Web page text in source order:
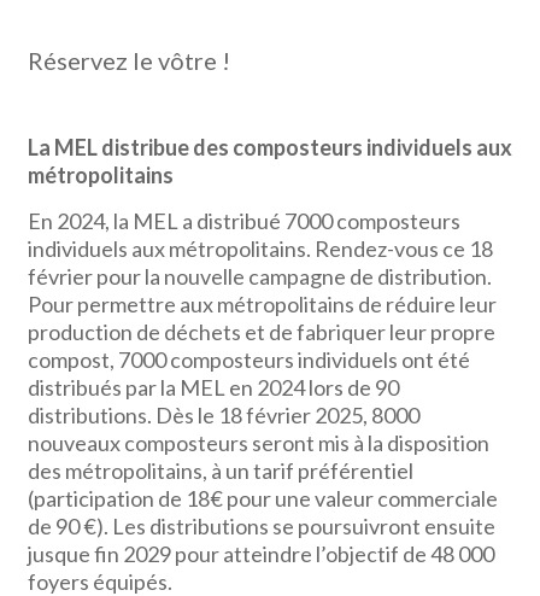
Réservez le vôtre !
La MEL distribue des composteurs individuels aux
métropolitains
En 2024, la MEL a distribué 7000 composteurs
individuels aux métropolitains. Rendez-vous ce 18
février pour la nouvelle campagne de distribution.
Pour permettre aux métropolitains de réduire leur
production de déchets et de fabriquer leur propre
compost, 7000 composteurs individuels ont été
distribués par la MEL en 2024 lors de 90
distributions. Dès le 18 février 2025, 8000
nouveaux composteurs seront mis à la disposition
des métropolitains, à un tarif préférentiel
(participation de 18€ pour une valeur commerciale
de 90 €). Les distributions se poursuivront ensuite
jusque fin 2029 pour atteindre l’objectif de 48 000
foyers équipés.